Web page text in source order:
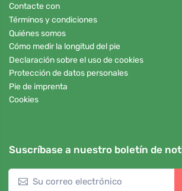
Contacte con
Términos y condiciones
Quiénes somos
Cómo medir la longitud del pie
Declaración sobre el uso de cookies
Protección de datos personales
Pie de imprenta
Cookies
Suscríbase a nuestro boletín de